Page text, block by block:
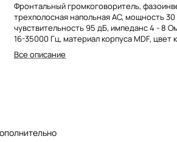
Фронтальный громкоговоритель,
трехполосная напольная АС, мощность 30
чувствительность 95 дБ, импеданс 4 - 8
16-35000 Гц, материал корпуса MDF, цвет
Все описание